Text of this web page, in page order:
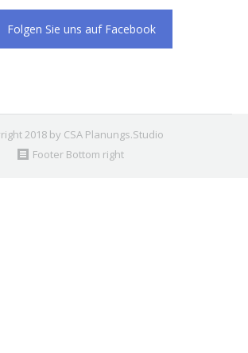
Folgen Sie uns auf Facebook
2018 by CSA Planungs.Studio
Footer Bottom right